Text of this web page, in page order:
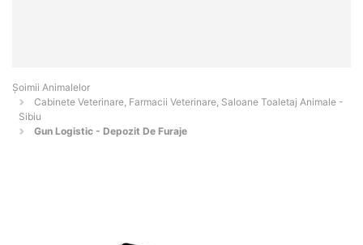
Şoimii Animalelor
Cabinete Veterinare, Farmacii Veterinare, Saloane Toaletaj Animale -
Sibiu
Gun Logistic - Depozit De Furaje